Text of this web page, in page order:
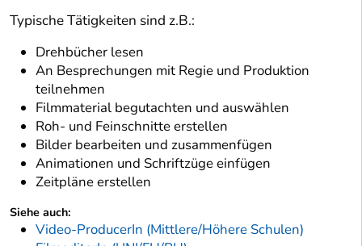
Typische Tätigkeiten sind z.B.:
Drehbücher lesen
An Besprechungen mit Regie und Produktion
teilnehmen
Filmmaterial begutachten und auswählen
Roh- und Feinschnitte erstellen
Bilder bearbeiten und zusammenfügen
Animationen und Schriftzüge einfügen
Zeitpläne erstellen
Siehe auch:
Video-ProducerIn (Mittlere/Höhere Schulen)